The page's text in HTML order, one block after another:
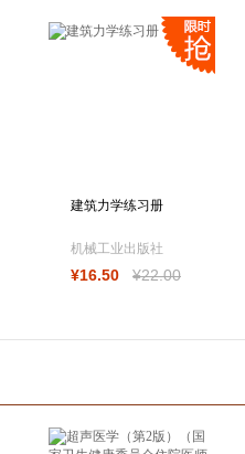
建筑力学练习册
机械工业出版社
¥16.50 ¥22.00